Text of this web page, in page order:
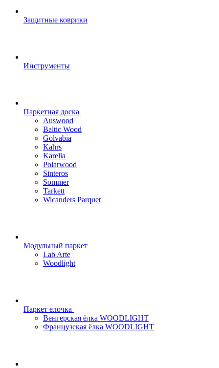
Защитные коврики
Инструменты
Паркетная доска
Auswood
Baltic Wood
Golvabia
Kahrs
Karelia
Polarwood
Sinteros
Sommer
Tarkett
Wicanders Parquet
Модульный паркет
Lab Arte
Woodlight
Паркет елочка
Венгерская ёлка WOODLIGHT
Французская ёлка WOODLIGHT